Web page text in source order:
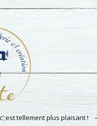
tellement plus plaisant !